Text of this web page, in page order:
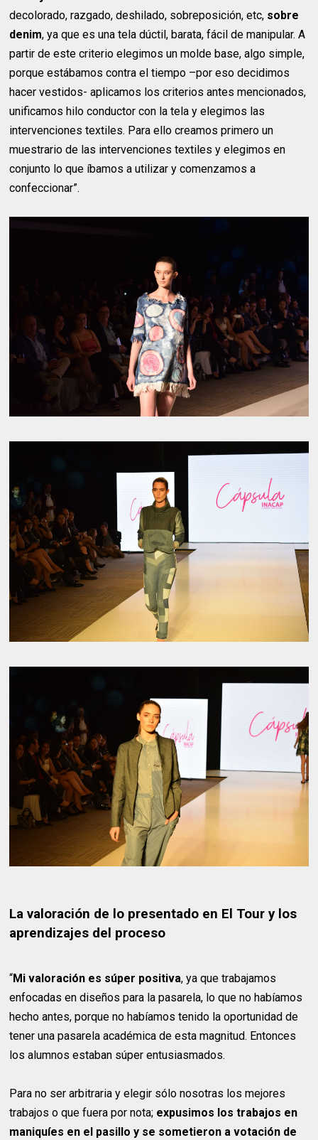
decolorado, razgado, deshilado, sobreposición, etc, sobre
denim, ya que es una tela dúctil, barata, fácil de manipular. A
partir de este criterio elegimos un molde base, algo simple,
porque estábamos contra el tiempo –por eso decidimos
hacer vestidos- aplicamos los criterios antes mencionados,
unificamos hilo conductor con la tela y elegimos las
intervenciones textiles. Para ello creamos primero un
muestrario de las intervenciones textiles y elegimos en
conjunto lo que íbamos a utilizar y comenzamos a
confeccionar”.
La valoración de lo presentado en El Tour y los
aprendizajes del proceso
“Mi valoración es súper positiva, ya que trabajamos
enfocadas en diseños para la pasarela, lo que no habíamos
hecho antes, porque no habíamos tenido la oportunidad de
tener una pasarela académica de esta magnitud. Entonces
los alumnos estaban súper entusiasmados.
Para no ser arbitraria y elegir sólo nosotras los mejores
trabajos o que fuera por nota; expusimos los trabajos en
maniquíes en el pasillo y se sometieron a votación de